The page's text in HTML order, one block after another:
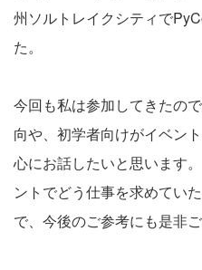
州ソルトレイクシティで
た。
今回も私は参加してきたの
向や、初学者向けがイベン
心にお話したいと思います
ントでどう仕事を求めてい
で、今後のご参考にも是非ご